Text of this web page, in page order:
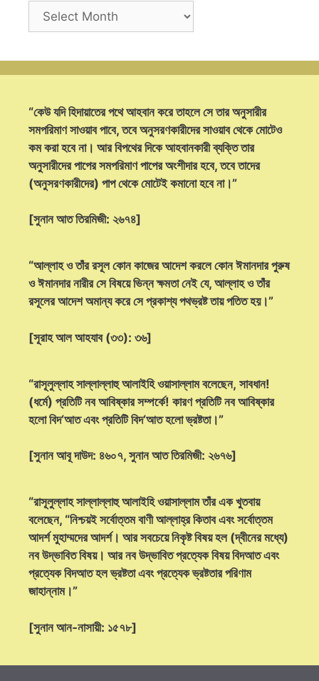
Archives
“কেউ যদি হিদায়াতের পথে আহবান করে তাহলে সে তার অনুসারীর
সমপরিমাণ সাওয়াব পাবে, তবে অনুসরণকারীদের সাওয়াব থেকে মোটেও
কম করা হবে না। আর বিপথের দিকে আহবানকারী ব্যক্তি তার
অনুসারীদের পাপের সমপরিমাণ পাপের অংশীদার হবে, তবে তাদের
(অনুসরণকারীদের) পাপ থেকে মোটেই কমানো হবে না।”
[সুনান আত তিরমিজী: ২৬৭৪]
“আল্লাহ ও তাঁর রসূল কোন কাজের আদেশ করলে কোন ঈমানদার পুরুষ
ও ঈমানদার নারীর সে বিষয়ে ভিন্ন ক্ষমতা নেই যে, আল্লাহ ও তাঁর
রসূলের আদেশ অমান্য করে সে প্রকাশ্য পথভ্রষ্ট তায় পতিত হয়।”
[সূরাহ আল আহযাব (৩৩): ৩৬]
“রাসূলুল্লাহ সাল্লাল্লাহু আলাইহি ওয়াসাল্লাম বলেছেন, সাবধান!
(ধর্মে) প্রতিটি নব আবিষ্কার সম্পর্কে! কারণ প্রতিটি নব আবিষ্কার
হলো বিদ‘আত এবং প্রতিটি বিদ‘আত হলো ভ্রষ্টতা।”
[সুনান আবূ দাউদ: ৪৬০৭, সুনান আত তিরমিজী: ২৬৭৬]
“রাসূলুল্লাহ সাল্লাল্লাহু আলাইহি ওয়াসাল্লাম তাঁর এক খুতবায়
বলেছেন, “নিশ্চয়ই সর্বোত্তম বাণী আল্লাহ্‌র কিতাব এবং সর্বোত্তম
আদর্শ মুহাম্মদের আদর্শ। আর সবচেয়ে নিকৃষ্ট বিষয় হল (দ্বীনের মধ্যে)
নব উদ্ভাবিত বিষয়। আর নব উদ্ভাবিত প্রত্যেক বিষয় বিদআত এবং
প্রত্যেক বিদআত হল ভ্রষ্টতা এবং প্রত্যেক ভ্রষ্টতার পরিণাম
জাহান্নাম।”
[সুনান আন-নাসায়ী: ১৫৭৮]